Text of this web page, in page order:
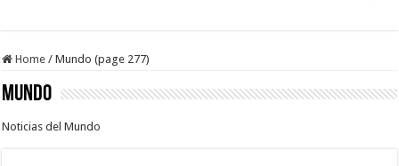
Home / Mundo (page 277)
Mundo
Noticias del Mundo